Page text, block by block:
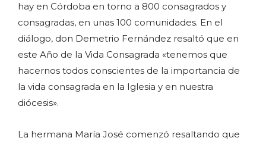
hay en Córdoba en torno a 800 consagrados y
consagradas, en unas 100 comunidades. En el
diálogo, don Demetrio Fernández resaltó que en
este Año de la Vida Consagrada «tenemos que
hacernos todos conscientes de la importancia de
la vida consagrada en la Iglesia y en nuestra
diócesis».
La hermana María José comenzó resaltando que